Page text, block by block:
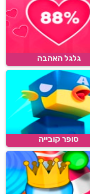
גלגל האהבה
סופר קובייה